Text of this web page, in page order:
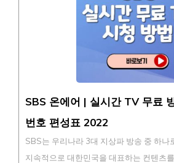
SBS 온에어 | 실시간 TV 무료
번호 편성표 2022
SBS는 우리나라 3대 지상파 방송 중 하나
지속적으로 대한민국을 대표하는 컨텐츠